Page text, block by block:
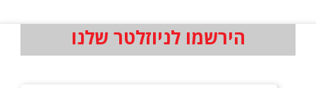
הירשמו לניוזלטר שלנו